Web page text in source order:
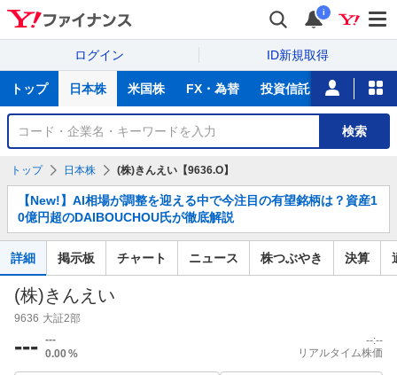
i
ログイン ID新規取得
サ
トップ 日本株 米国株 FX・為替 投資信託 ニュース
銘
検
検索
トップ 日本株 (株)きんえい【9636.O】
知
ら
せ
【New!】AI相場が調整を迎える中で今注目の有望銘柄は？資産1
0億円超のDAIBOUCHOU氏が徹底解説
詳細 掲示板 チャート ニュース 株つぶやき 決算
(株)きんえい
9636 大証2部
--- ---
0.00%
--:--
リアルタイム株価